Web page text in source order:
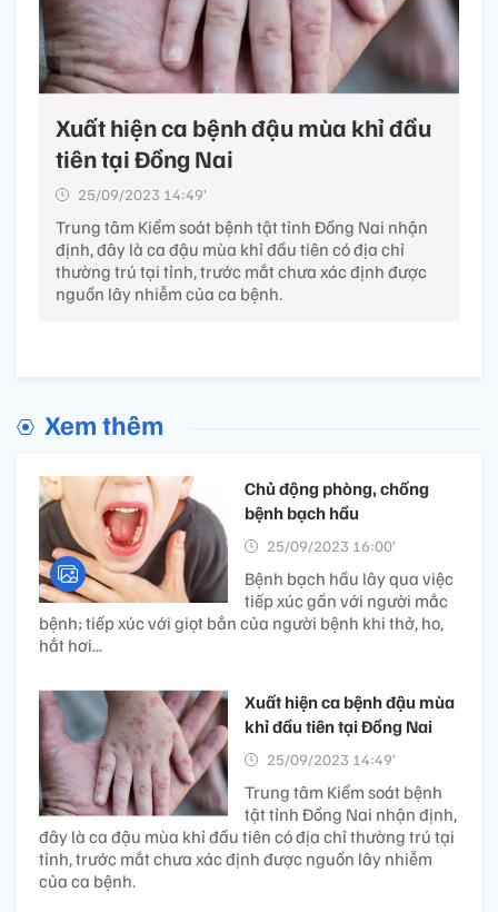
Xuất hiện ca bệnh đậu mùa khỉ đầu
tiên tại Đồng Nai
25/09/2023 14:49’
Trung tâm Kiểm soát bệnh tật tỉnh Đồng Nai nhận
định, đây là ca đậu mùa khỉ đầu tiên có địa chỉ
thường trú tại tỉnh, trước mắt chưa xác định được
nguồn lây nhiễm của ca bệnh.
Xem thêm
Chủ động phòng, chống
bệnh bạch hầu
25/09/2023 16:00’
Bệnh bạch hầu lây qua việc
tiếp xúc gần với người mắc
bệnh; tiếp xúc với giọt bắn của người bệnh khi thở, ho,
hắt hơi...
Xuất hiện ca bệnh đậu mùa
khỉ đầu tiên tại Đồng Nai
25/09/2023 14:49’
Trung tâm Kiểm soát bệnh
tật tỉnh Đồng Nai nhận định,
đây là ca đậu mùa khỉ đầu tiên có địa chỉ thường trú tại
tỉnh, trước mắt chưa xác định được nguồn lây nhiễm
của ca bệnh.